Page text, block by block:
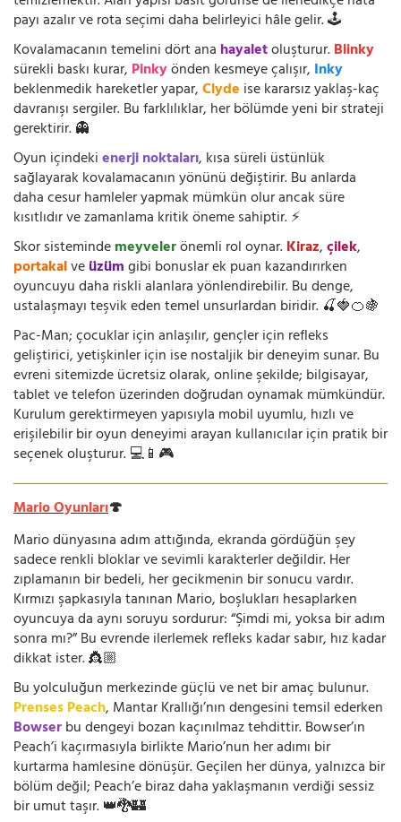
payı azalır ve rota seçimi daha belirleyici hâle gelir. 🕹️
Kovalamacanın temelini dört ana hayaletoluşturur.Blinky
sürekli baskı kurar, Pinkyönden kesmeye çalışır, Inky
beklenmedik hareketler yapar,Clyde ise kararsız yaklaş-kaç
davranışı sergiler. Bu farklılıklar, her bölümde yeni bir strateji
gerektirir. 👻
Oyun içindekienerji noktaları, kısa süreli üstünlük
sağlayarak kovalamacanın yönünü değiştirir. Bu anlarda
daha cesur hamleler yapmak mümkün olur ancak süre
kısıtlıdır ve zamanlama kritik öneme sahiptir. ⚡
Skor sistemindemeyvelerönemli rol oynar.Kiraz,çilek,
portakalveüzümgibi bonuslar ek puan kazandırırken
oyuncuyu daha riskli alanlara yönlendirebilir. Bu denge,
ustalaşmayı teşvik eden temel unsurlardan biridir. 🍒🍓🍊🍇
Pac-Man; çocuklar için anlaşılır, gençler için refleks
geliştirici, yetişkinler için ise nostaljik bir deneyim sunar. Bu
evreni sitemizde ücretsiz olarak, online şekilde; bilgisayar,
tablet ve telefon üzerinden doğrudan oynamak mümkündür.
Kurulum gerektirmeyen yapısıyla mobil uyumlu, hızlı ve
erişilebilir bir oyun deneyimi arayan kullanıcılar için pratik bir
seçenek oluşturur. 💻📱🎮
Mario Oyunları🍄
Mario dünyasına adım attığında, ekranda gördüğün şey
sadece renkli bloklar ve sevimli karakterler değildir. Her
zıplamanın bir bedeli, her gecikmenin bir sonucu vardır.
Kırmızı şapkasıyla tanınan Mario, boşlukları hesaplarken
oyuncuya da aynı soruyu sordurur: “Şimdi mi, yoksa bir adım
sonra mı?” Bu evrende ilerlemek refleks kadar sabır, hız kadar
dikkat ister. 👸🏼
Bu yolculuğun merkezinde güçlü ve net bir amaç bulunur.
Prenses Peach, Mantar Krallığı’nın dengesini temsil ederken
Bowserbu dengeyi bozan kaçınılmaz tehdittir. Bowser’ın
Peach’i kaçırmasıyla birlikte Mario’nun her adımı bir
kurtarma hamlesine dönüşür. Geçilen her dünya, yalnızca bir
bölüm değil; Peach’e biraz daha yaklaşmanın verdiği sessiz
bir umut taşır. 👑🐉🏰